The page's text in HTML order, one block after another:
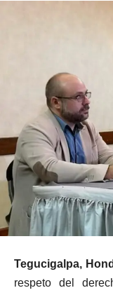
Tegucigalpa,
respeto del